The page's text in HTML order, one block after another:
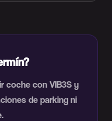
coche con VIB3S y
de parking ni